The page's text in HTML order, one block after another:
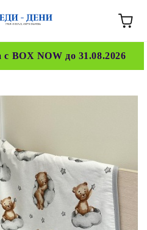
с BOX NOW до 31.08.2026